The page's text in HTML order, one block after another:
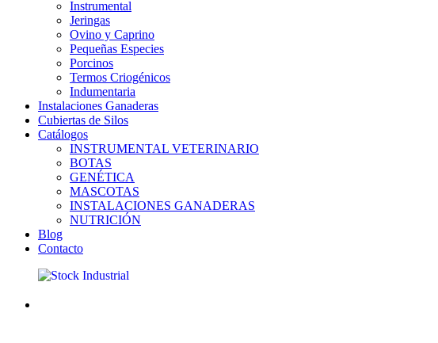
Instrumental
Jeringas
Ovino y Caprino
Pequeñas Especies
Porcinos
Termos Criogénicos
Indumentaria
Instalaciones Ganaderas
Cubiertas de Silos
Catálogos
INSTRUMENTAL VETERINARIO
BOTAS
GENÉTICA
MASCOTAS
INSTALACIONES GANADERAS
NUTRICIÓN
Blog
Contacto